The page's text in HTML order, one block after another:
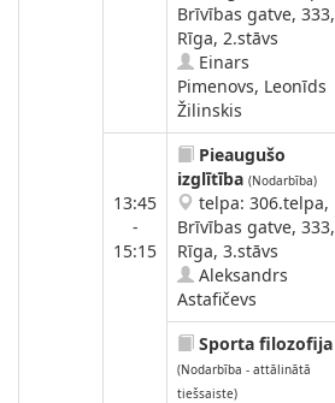
Brīvības gatve, 333,
Rīga, 2.stāvs
Einars
Pimenovs, Leonīds
Žilinskis
13:45
-
15:15
Pieaugušo
izglītība (Nodarbība)
telpa: 306.telpa,
Brīvības gatve, 333,
Rīga, 3.stāvs
Aleksandrs
Astafičevs
Sporta filozofija
(Nodarbība - attālinātā
tiešsaiste)